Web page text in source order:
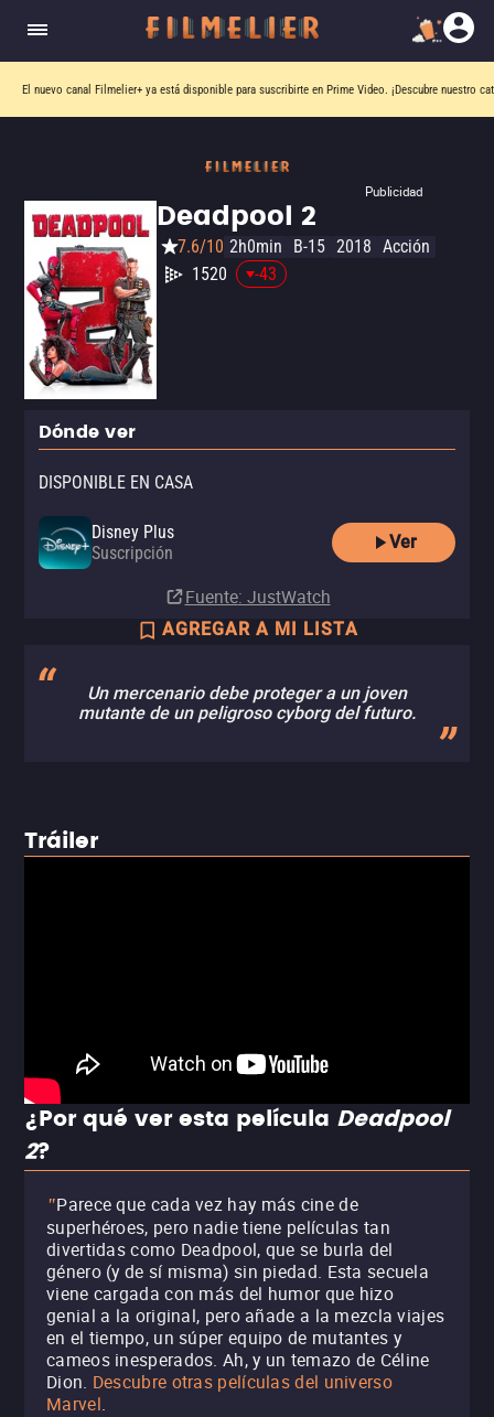
El nuevo canal Filmelier+ ya está disponible para suscribirte en Prime Video. ¡Descubre nuestro
Publicidad
Deadpool 2
7.6/10 2h0min B-15 2018 Acción
1520
-43
Dónde ver
DISPONIBLE EN CASA
Disney Plus
Suscripción
Ver
Fuente: JustWatch
AGREGAR A MI LISTA
Un mercenario debe proteger a un joven
mutante de un peligroso cyborg del futuro.
Tráiler
¿Por qué ver esta película Deadpool
2?
"Parece que cada vez hay más cine de
superhéroes, pero nadie tiene películas tan
divertidas como Deadpool, que se burla del
género (y de sí misma) sin piedad. Esta secuela
viene cargada con más del humor que hizo
genial a la original, pero añade a la mezcla viajes
en el tiempo, un súper equipo de mutantes y
cameos inesperados. Ah, y un temazo de Céline
Dion. Descubre otras películas del universo
Marvel.